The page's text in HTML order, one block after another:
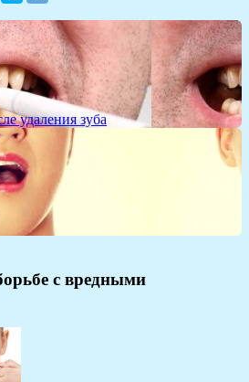
удаления зуба
с вредными